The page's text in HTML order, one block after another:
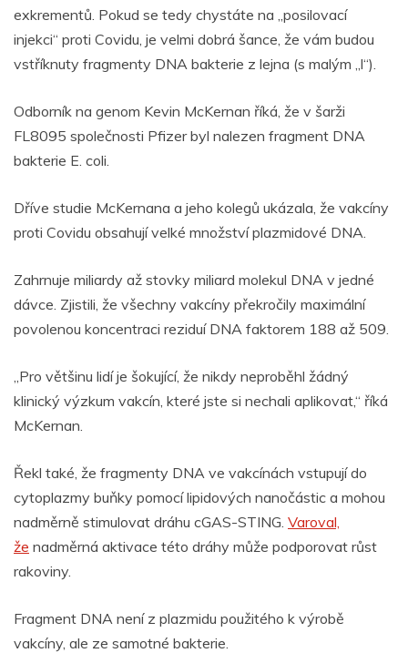
exkrementů. Pokud se tedy chystáte na „posilovací
injekci“ proti Covidu, je velmi dobrá šance, že vám budou
vstříknuty fragmenty DNA bakterie z lejna (s malým „l“).
Odborník na genom Kevin McKernan říká, že v šarži
FL8095 společnosti Pfizer byl nalezen fragment DNA
bakterie E. coli.
Dříve studie McKernana a jeho kolegů ukázala, že vakcíny
proti Covidu obsahují velké množství plazmidové DNA.
Zahrnuje miliardy až stovky miliard molekul DNA v jedné
dávce. Zjistili, že všechny vakcíny překročily maximální
povolenou koncentraci reziduí DNA faktorem 188 až 509.
„Pro většinu lidí je šokující, že nikdy neproběhl žádný
klinický výzkum vakcín, které jste si nechali aplikovat,“ říká
McKernan.
Řekl také, že fragmenty DNA ve vakcínách vstupují do
cytoplazmy buňky pomocí lipidových nanočástic a mohou
nadměrně stimulovat dráhu cGAS-STING. Varoval,
že nadměrná aktivace této dráhy může podporovat růst
rakoviny.
Fragment DNA není z plazmidu použitého k výrobě
vakcíny, ale ze samotné bakterie.